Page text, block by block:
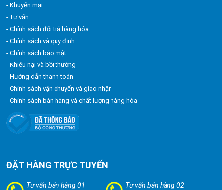
- Khuyến mại
- Tư vấn
- Chính sách đổi trả hàng hóa
- Chính sách và quy định
- Chính sách bảo mật
- Khiếu nại và bồi thường
- Hướng dẫn thanh toán
- Chính sách vận chuyển và giao nhận
- Chính sách bán hàng và chất lượng hàng hóa
ĐẶT HÀNG TRỰC TUYẾN
Tư vấn bán hàng 01 Tư vấn bán hàng 02